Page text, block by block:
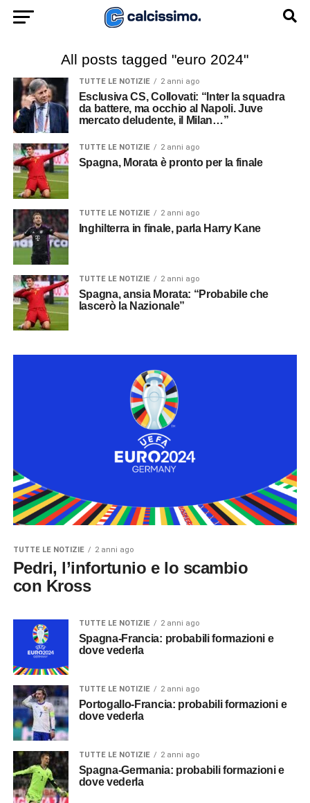
All posts tagged "euro 2024"
TUTTE LE NOTIZIE 2 anni ago
Esclusiva CS, Collovati: “Inter la squadra
da battere, ma occhio al Napoli. Juve
mercato deludente, il Milan…”
TUTTE LE NOTIZIE 2 anni ago
Spagna, Morata è pronto per la finale
TUTTE LE NOTIZIE 2 anni ago
Inghilterra in finale, parla Harry Kane
TUTTE LE NOTIZIE 2 anni ago
Spagna, ansia Morata: “Probabile che
lascerò la Nazionale”
TUTTE LE NOTIZIE 2 anni ago
Pedri, l’infortunio e lo scambio
con Kross
TUTTE LE NOTIZIE 2 anni ago
Spagna-Francia: probabili formazioni e
dove vederla
TUTTE LE NOTIZIE 2 anni ago
Portogallo-Francia: probabili formazioni e
dove vederla
TUTTE LE NOTIZIE 2 anni ago
Spagna-Germania: probabili formazioni e
dove vederla